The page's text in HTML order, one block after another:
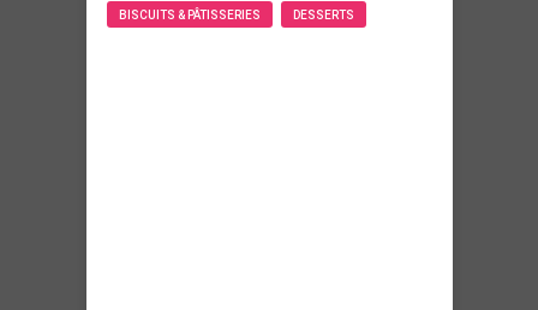
BISCUITS & PÂTISSERIES DESSERTS